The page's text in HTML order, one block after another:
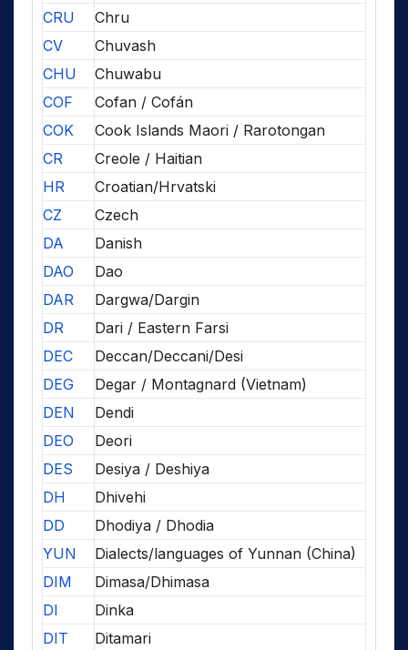
CRU
Chru
CV
Chuvash
CHU
Chuwabu
COF
Cofan / Cofán
COK
Cook Islands Maori / Rarotongan
CR
Creole / Haitian
HR
Croatian/Hrvatski
CZ
Czech
DA
Danish
DAO
Dao
DAR
Dargwa/Dargin
DR
Dari / Eastern Farsi
DEC
Deccan/Deccani/Desi
DEG
Degar / Montagnard (Vietnam)
DEN
Dendi
DEO
Deori
DES
Desiya / Deshiya
DH
Dhivehi
DD
Dhodiya / Dhodia
YUN
Dialects/languages of Yunnan (China)
DIM
Dimasa/Dhimasa
DI
Dinka
DIT
Ditamari